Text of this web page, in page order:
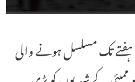
ایک ہفتے تک مسلسل ہونے والی